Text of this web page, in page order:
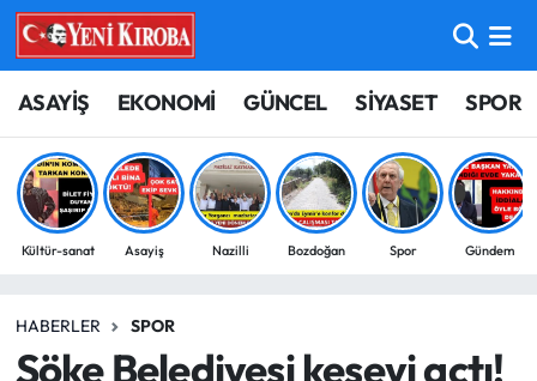
ASAYİŞ EKONOMİ GÜNCEL SİYASET SPOR
Kültür-sanat Asayiş Nazilli Bozdoğan Spor Gündem
HABERLER SPOR
Söke Belediyesi keseyi açtı!
ASAYİŞ
BİLİM-TEKNOLOJİ
ÇEVRE
EĞİTİM
Aydın Nöbetçi Eczaneler
Aydın Hava Durumu
Aydin Namaz Vakitleri
Süper Lig Puan Durumu ve Fikstür